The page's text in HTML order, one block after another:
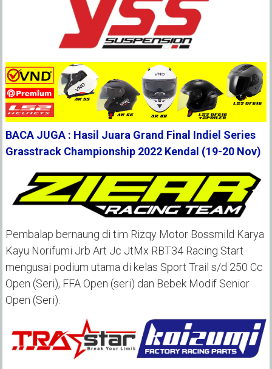
BACA JUGA : Hasil Juara Grand Final Indiel Series
Grasstrack Championship 2022 Kendal (19-20 Nov)
Pembalap bernaung di tim Rizqy Motor Bossmild Karya
Kayu Norifumi Jrb Art Jc JtMx RBT34 Racing Start
mengusai podium utama di kelas Sport Trail s/d 250 Cc
Open (Seri), FFA Open (seri) dan Bebek Modif Senior
Open (Seri).